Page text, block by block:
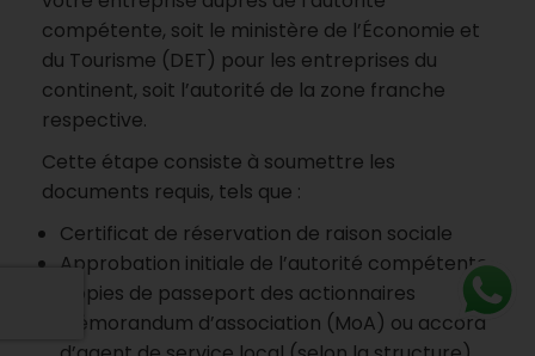
compétente, soit le ministère de l’Économie et
du Tourisme (DET) pour les entreprises du
continent, soit l’autorité de la zone franche
respective.
Cette étape consiste à soumettre les
documents requis, tels que :
Certificat de réservation de raison sociale
Approbation initiale de l’autorité compétente
Copies de passeport des actionnaires
Mémorandum d’association (MoA) ou accord